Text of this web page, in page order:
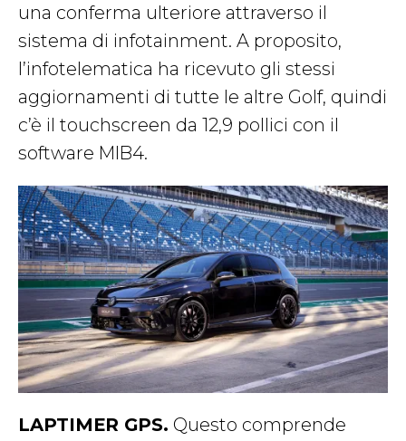
una conferma ulteriore attraverso il
sistema di infotainment. A proposito,
l’infotelematica ha ricevuto gli stessi
aggiornamenti di tutte le altre Golf, quindi
c’è il touchscreen da 12,9 pollici con il
software MIB4.
LAPTIMER GPS. Questo comprende